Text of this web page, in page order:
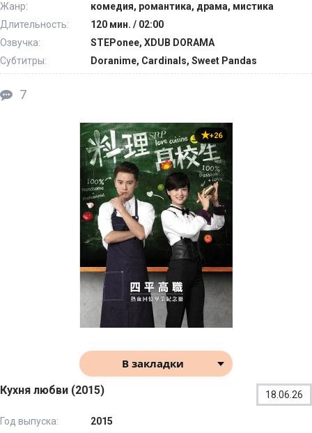
Жанр:
комедия, романтика, драма, мистика
Длительность:
120 мин. / 02:00
Озвучка:
STEPonee, XDUB DORAMA
Субтитры:
Doranime, Cardinals, Sweet Pandas
7
+26
В закладки
Кухня любви (2015) 18.06.26
Год выпуска:
2015